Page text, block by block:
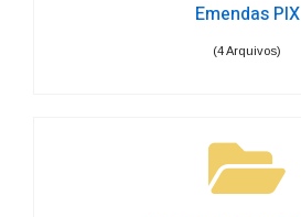
Emendas PIX
(4 Arquivos)